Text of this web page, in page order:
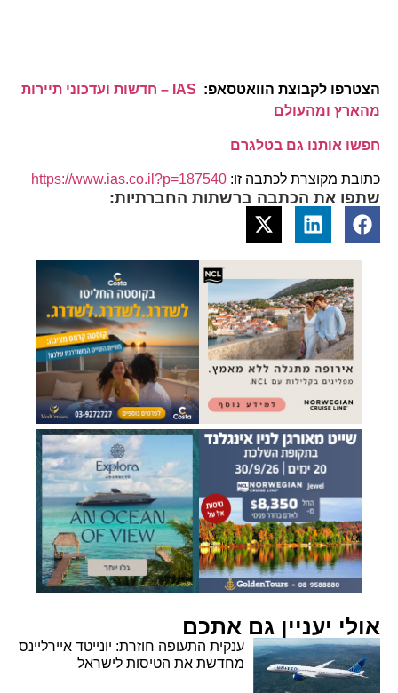
הצטרפו לקבוצת הוואטסאפ:
IAS – חדשות ועדכוני תיירות
מהארץ ומהעולם
חפשו אותנו גם בטלגרם
כתובת מקוצרת לכתבה זו: https://www.ias.co.il?p=187540
שתפו את הכתבה ברשתות החברתיות:
אולי יעניין גם אתכם
ענקית התעופה חוזרת: יונייטד איירליינס
מחדשת את הטיסות לישראל